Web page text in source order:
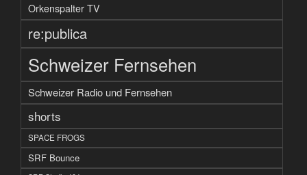
Orkenspalter TV
re:publica
Schweizer Fernsehen
Schweizer Radio und Fernsehen
shorts
SPACE FROGS
SRF Bounce